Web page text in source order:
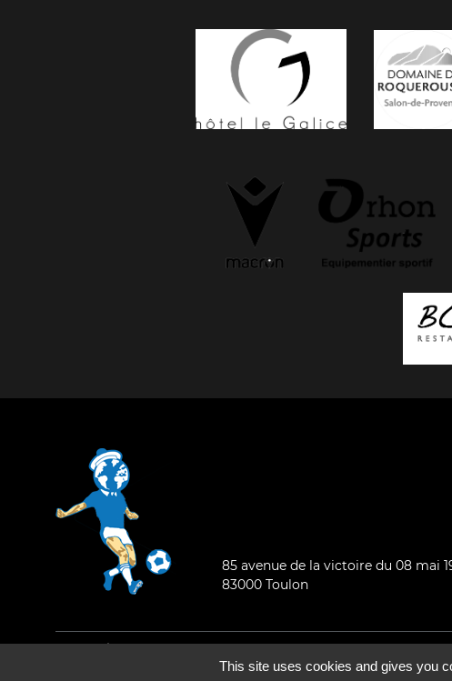
85 avenue de la victoire du 08 mai
83000 Toulon
Mentions légales-Qui sommes-nous ?
©2026 - Tous droits réservés - Conception :epartenair e
This site uses cookies and gives you